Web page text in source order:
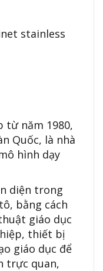
stainless
từ năm 1980,
Quốc, là nhà
hình dạy
diện trong
bằng cách
giáo dục
thiết bị
giáo dục để
trực quan,